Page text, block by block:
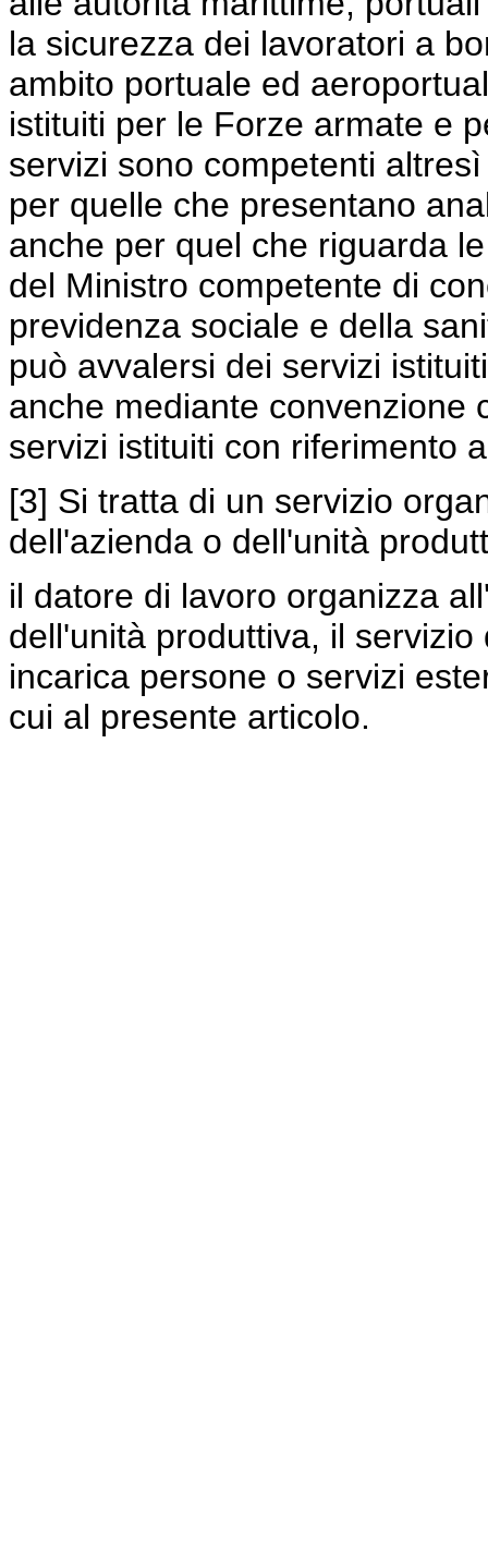
la sicurezza dei lavoratori a
ambito portuale ed
istituiti per le Forze armate e
servizi sono competenti
per quelle che presentano
anche per quel che riguarda
del Ministro competente di
previdenza sociale e della
può avvalersi dei servizi
anche mediante convenzione
servizi istituiti con riferimento
[3] Si tratta di un servizio
dell'azienda o dell'unità
il datore di lavoro organizza
dell'unità produttiva, il
incarica persone o servizi
cui al presente articolo.